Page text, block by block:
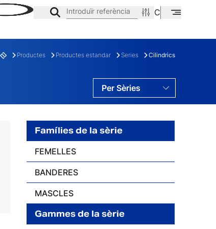
CA EN
Introduïr referència
FAMÍLIA
Productes Productes estandar Series Cilindrics
Per Sèries
Per Famílies
Famílies de la sèrie
FEMELLES
BANDERES
MASCLES
Gammes de la sèrie